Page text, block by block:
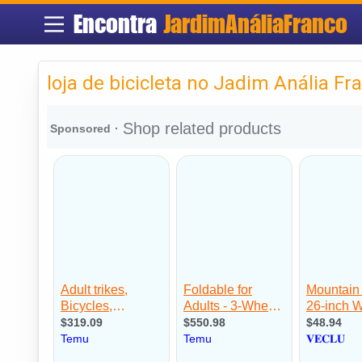
Encontra JardimAnáliaFranco
loja de bicicleta no Jadim Anália